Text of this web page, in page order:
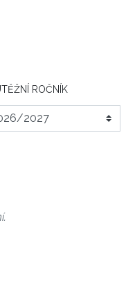
ROČNÍK